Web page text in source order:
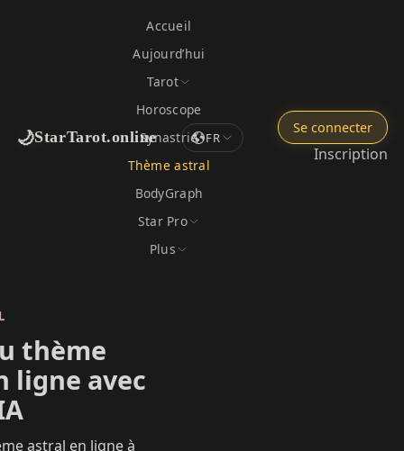
🌙StarTarot.online
Accueil
Aujourd’hui
Tarot
Horoscope
Synastrie
Thème astral
BodyGraph
Star Pro
Plus
FR
Se connecter
Inscription
thème
ligne avec
astral en ligne à